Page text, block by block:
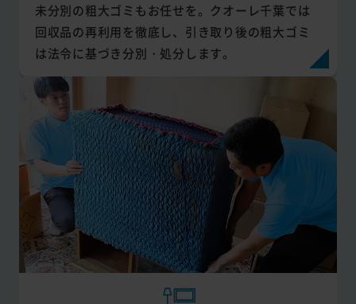
未分別の粗大ゴミもお任せを。クオーレ千葉では
回収品の再利用を徹底し、引き取り後の粗大ゴミ
は法令に基づき分別・処分します。